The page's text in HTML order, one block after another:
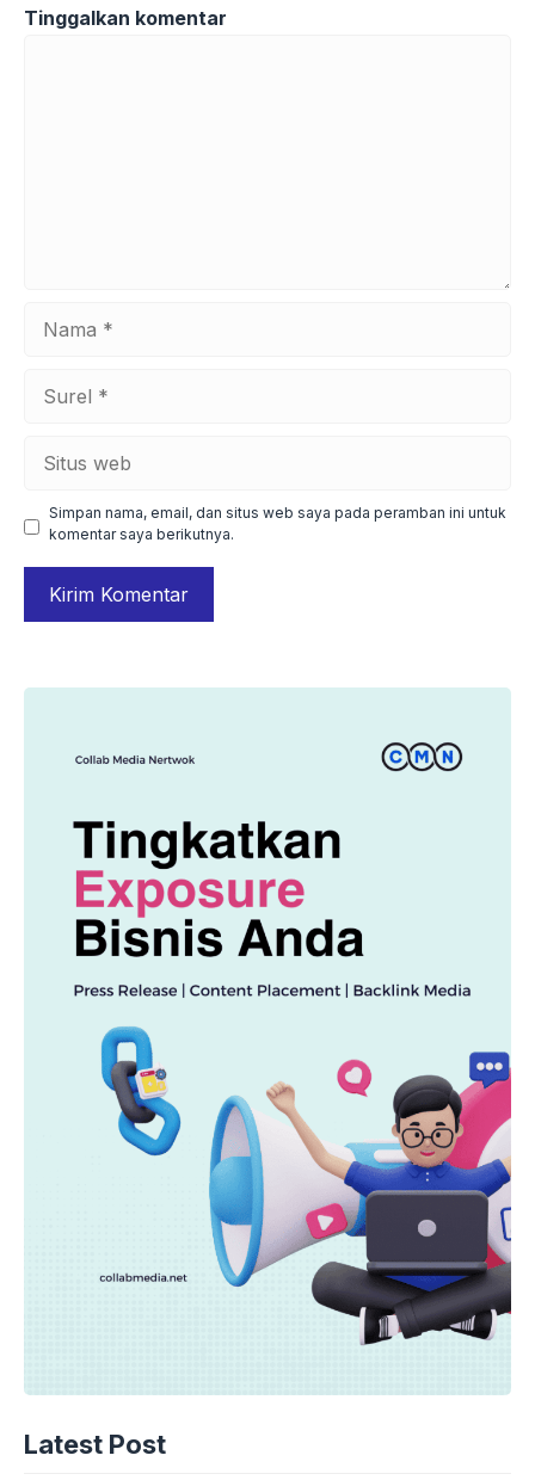
Tinggalkan komentar
web
Simpan nama, email, dan situs web saya pada peramban ini untuk
komentar saya berikutnya.
Latest Post